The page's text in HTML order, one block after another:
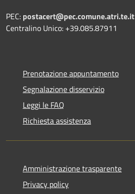
PEC: postacert@pec.comune.atri.te.it
Centralino Unico: +39.085.87911
Prenotazione appuntamento
Segnalazione disservizio
Leggi le FAQ
Richiesta assistenza
Amministrazione trasparente
Privacy policy